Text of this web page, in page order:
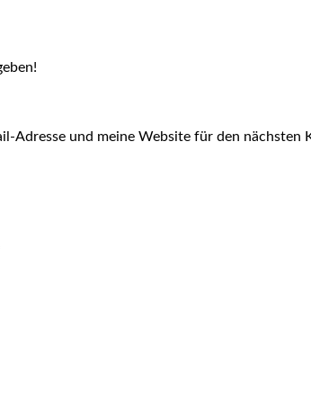
Adresse und meine Website für den nächsten